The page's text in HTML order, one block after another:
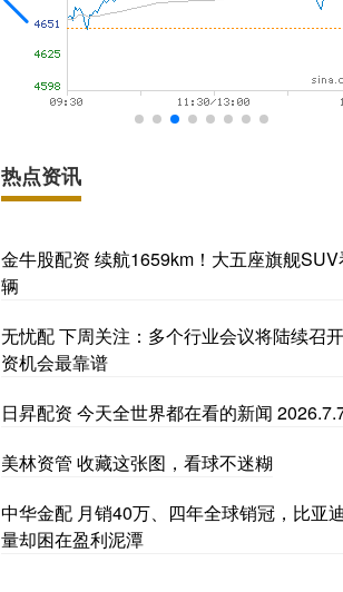
热点资讯
金牛股配资 续航1659km！大五座旗舰
辆
无忧配 下周关注：多个行业会议将陆续召
资机会最靠谱
日昇配资 今天全世界都在看的新闻
美林资管 收藏这张图，看球不迷糊
中华金配 月销40万、四年全球销冠，比亚
量却困在盈利泥潭